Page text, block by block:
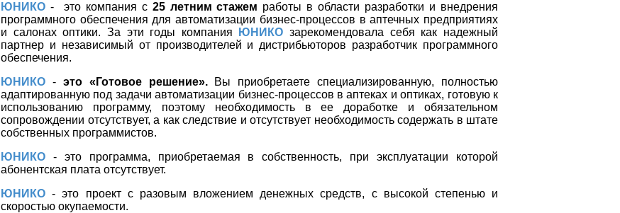
ЮНИКО - это компания с 25 летним стажем работы в области разработки и внедрения
программного обеспечения для автоматизации бизнес-процессов в аптечных предприятиях
и салонах оптики. За эти годы компания
ЮНИКО зарекомендовала себя как надежный
партнер и независимый от производителей и дистрибьюторов разработчик программного
обеспечения.
ЮНИКО - это «Готовое решение». Вы приобретаете специализированную, полностью
адаптированную под задачи автоматизации бизнес-процессов в аптеках и оптиках, готовую к
использованию программу, поэтому необходимость в ее доработке и обязательном
сопровождении отсутствует, а как следствие и отсутствует необходимость содержать в штате
собственных программистов.
ЮНИКО - это программа, приобретаемая в собственность, при эксплуатации которой
абонентская плата отсутствует.
ЮНИКО - это проект с разовым вложением денежных средств, с высокой степенью и
скоростью окупаемости.